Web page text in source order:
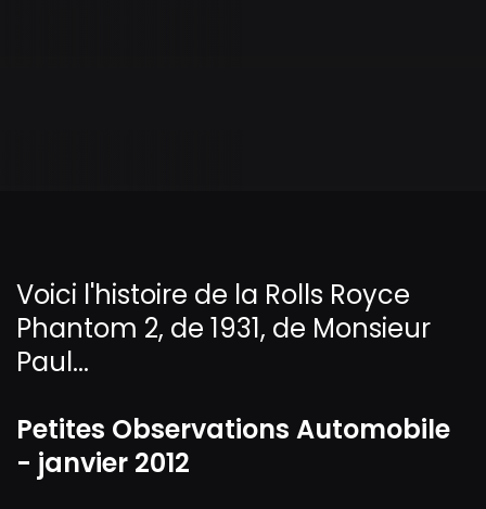
Voici l'histoire de la Rolls Royce
Phantom 2, de 1931, de Monsieur
Paul...
Petites Observations Automobile
- janvier 2012